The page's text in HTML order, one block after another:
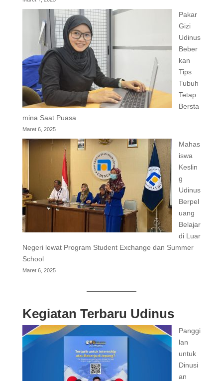
Pakar
Gizi
Udinus
Beber
kan
Tips
Tubuh
Tetap
Bersta
mina Saat Puasa
Maret 6, 2025
Mahas
iswa
Keslin
g
Udinus
Berpel
uang
Belajar
di Luar
Negeri lewat Program Student Exchange dan Summer
School
Maret 6, 2025
Kegiatan Terbaru Udinus
Panggi
lan
untuk
Dinusi
an